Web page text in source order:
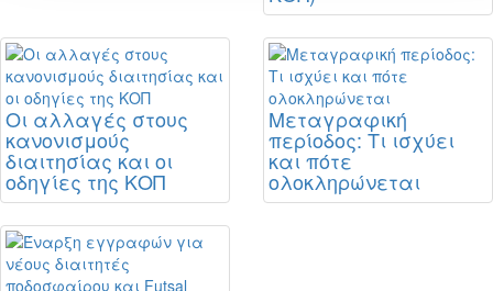
Οι αλλαγές στους
κανονισμούς
διαιτησίας και οι
οδηγίες της ΚΟΠ
Μεταγραφική
περίοδος: Τι ισχύει
και πότε
ολοκληρώνεται